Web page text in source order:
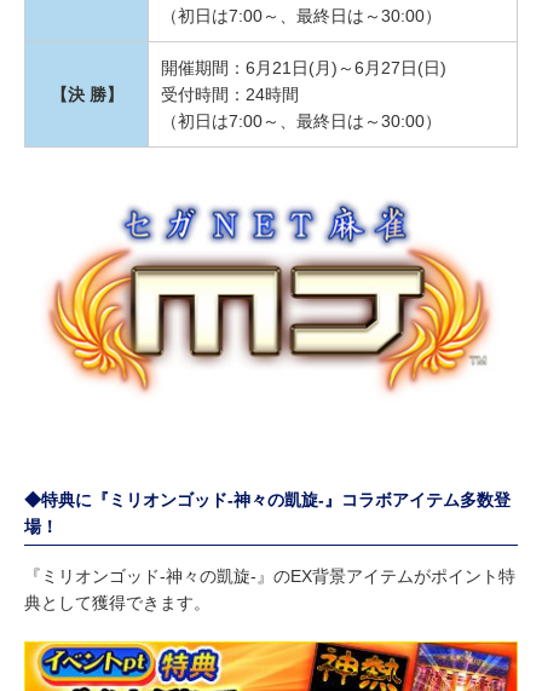
（初日は7:00～、最終日は～30:00）
【決 勝】
開催期間：6月21日(月)～6月27日(日)
受付時間：24時間
（初日は7:00～、最終日は～30:00）
◆特典に『ミリオンゴッド-神々の凱旋-』コラボアイテム多数登
場！
『ミリオンゴッド-神々の凱旋-』のEX背景アイテムがポイント特
典として獲得できます。